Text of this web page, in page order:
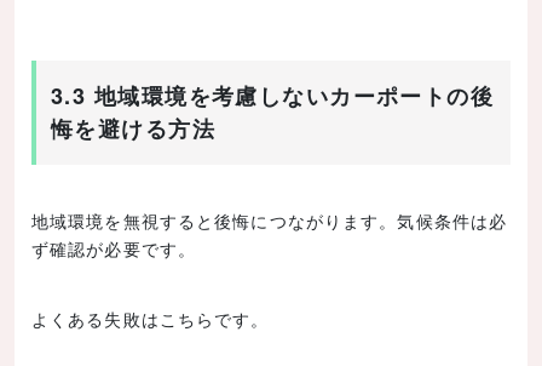
3.3 地域環境を考慮しないカーポートの後
悔を避ける方法
地域環境を無視すると後悔につながります。気候条件は必
ず確認が必要です。
よくある失敗はこちらです。